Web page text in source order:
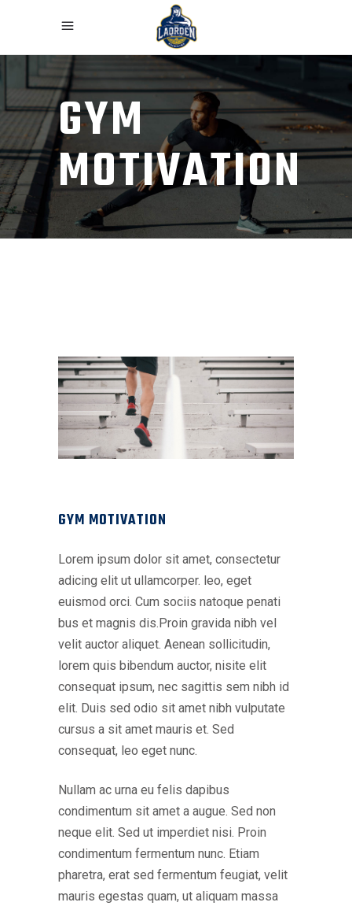
GYM
MOTIVATION
GYM MOTIVATION
Lorem ipsum dolor sit amet, consectetur
adicing elit ut ullamcorper. leo, eget
euismod orci. Cum sociis natoque penati
bus et magnis dis.Proin gravida nibh vel
velit auctor aliquet. Aenean sollicitudin,
lorem quis bibendum auctor, nisite elit
consequat ipsum, nec sagittis sem nibh id
elit. Duis sed odio sit amet nibh vulputate
cursus a sit amet mauris et. Sed
consequat, leo eget nunc.
Nullam ac urna eu felis dapibus
condimentum sit amet a augue. Sed non
neque elit. Sed ut imperdiet nisi. Proin
condimentum fermentum nunc. Etiam
pharetra, erat sed fermentum feugiat, velit
mauris egestas quam, ut aliquam massa